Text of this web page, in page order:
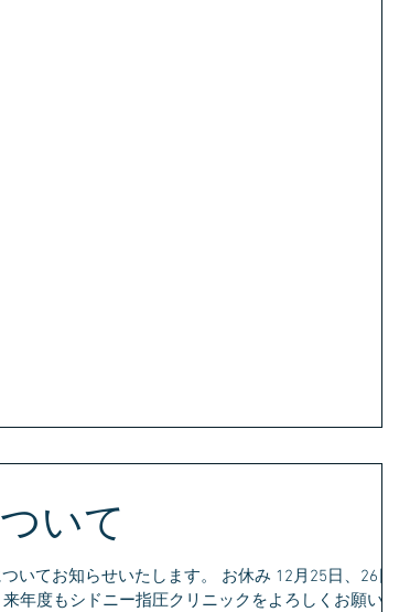
いて
いてお知らせいたします。 お休み 12月25日、26日 1
年度もシドニー指圧クリニックをよろしくお願いい